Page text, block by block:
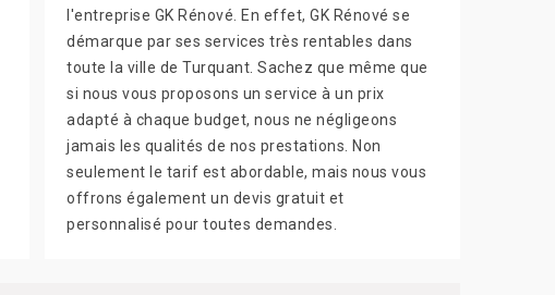
l'entreprise GK Rénové. En effet, GK Rénové se
démarque par ses services très rentables dans
toute la ville de Turquant. Sachez que même que
si nous vous proposons un service à un prix
adapté à chaque budget, nous ne négligeons
jamais les qualités de nos prestations. Non
seulement le tarif est abordable, mais nous vous
offrons également un devis gratuit et
personnalisé pour toutes demandes.